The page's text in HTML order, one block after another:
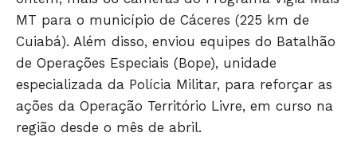
MT para o município de Cáceres (225 km de
Cuiabá). Além disso, enviou equipes do Batalhão
de Operações Especiais (Bope), unidade
especializada da Polícia Militar, para reforçar as
ações da Operação Território Livre, em curso na
região desde o mês de abril.